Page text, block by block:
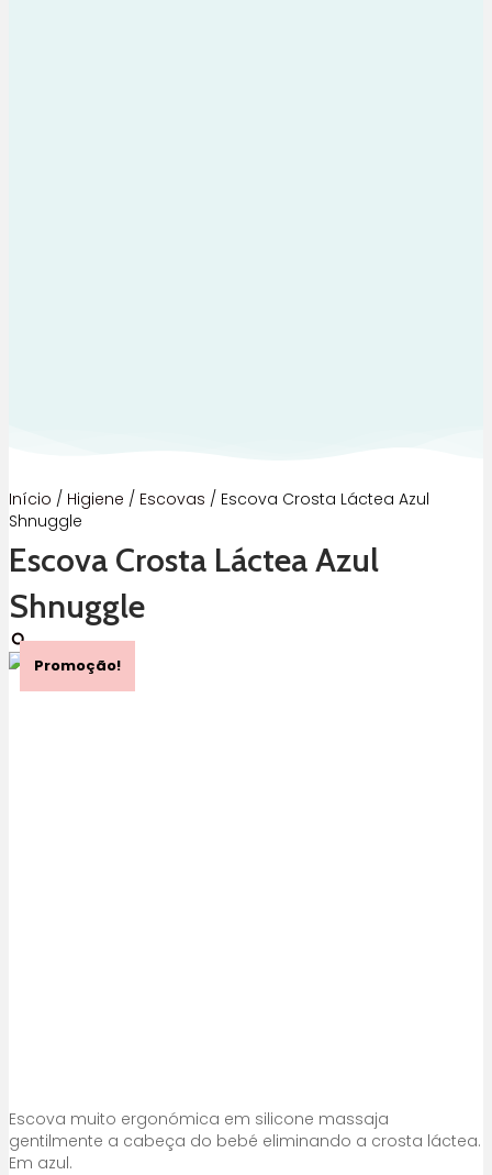
Início / Higiene / Escovas / Escova Crosta Láctea Azul
Shnuggle
Escova Crosta Láctea Azul
Shnuggle
Promoção!
Escova muito ergonómica em silicone massaja
gentilmente a cabeça do bebé eliminando a crosta láctea.
Em azul.